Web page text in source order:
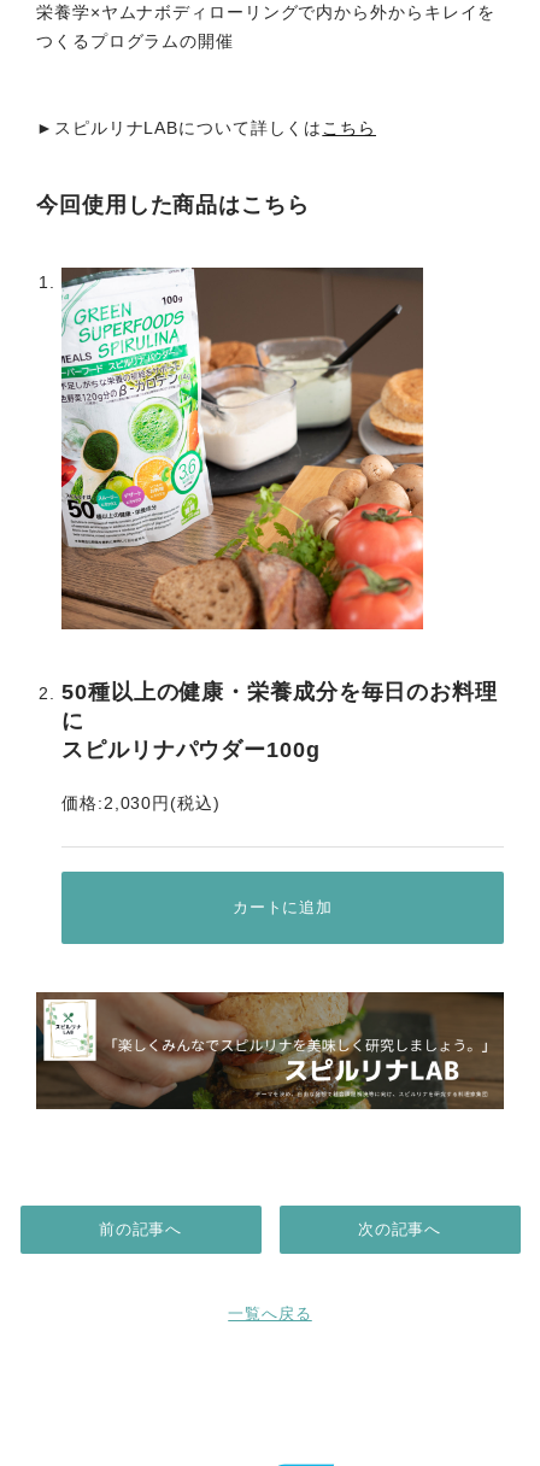
栄養学×ヤムナボディローリングで内から外からキレイを
つくるプログラムの開催
►スピルリナLABについて詳しくは こちら
今回使用した商品はこちら
50種以上の健康・栄養成分を毎日のお料理
に
スピルリナパウダー100g
価格:2,030円(税込)
カートに追加
前の記事へ
一覧へ戻る
次の記事へ